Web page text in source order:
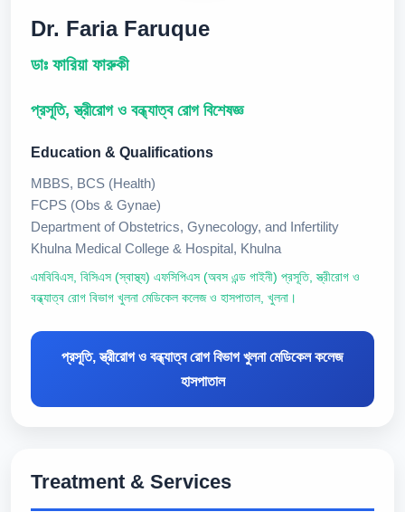
Dr. Faria Faruque
ডাঃ ফারিয়া ফারুকী
প্রসূতি, স্ত্রীরোগ ও বন্ধ্যাত্ব রোগ বিশেষজ্ঞ
Education & Qualifications
MBBS, BCS (Health)
FCPS (Obs & Gynae)
Department of Obstetrics, Gynecology, and Infertility
Khulna Medical College & Hospital, Khulna
এমবিবিএস, বিসিএস (স্বাস্থ্য) এফসিপিএস (অবস এন্ড গাইনী) প্রসূতি, স্ত্রীরোগ ও
বন্ধ্যাত্ব রোগ বিভাগ খুলনা মেডিকেল কলেজ ও হাসপাতাল, খুলনা।
প্রসূতি, স্ত্রীরোগ ও বন্ধ্যাত্ব রোগ বিভাগ খুলনা মেডিকেল কলেজ
হাসপাতাল
Treatment & Services